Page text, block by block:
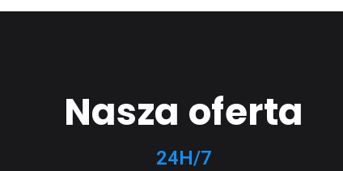
Nasza oferta
24H/7